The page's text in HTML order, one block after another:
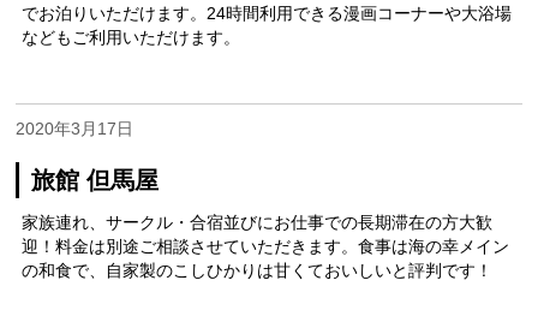
でお泊りいただけます。24時間利用できる漫画コーナーや大浴場
などもご利用いただけます。
旅館 但馬屋
2020年3月17日
家族連れ、サークル・合宿並びにお仕事での長期滞在の方大歓
迎！料金は別途ご相談させていただきます。食事は海の幸メイン
の和食で、自家製のこしひかりは甘くておいしいと評判です！